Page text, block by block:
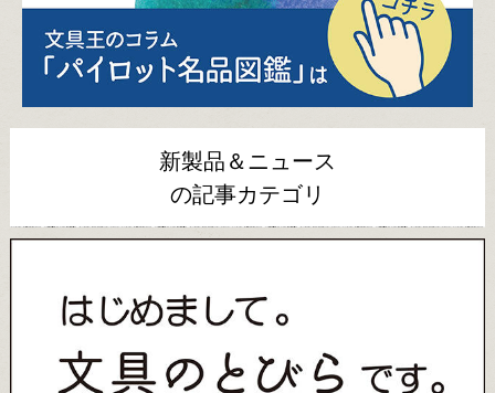
新製品＆ニュース
の記事カテゴリ